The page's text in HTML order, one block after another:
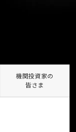
機関投資家の
皆さま